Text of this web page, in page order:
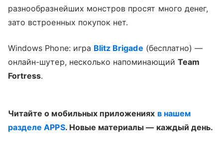
разнообразнейших монстров просят много денег,
зато встроенных покупок нет.
Windows Phone: игра Blitz Brigade (бесплатно) —
онлайн-шутер, несколько напоминающий Team
Fortress.
Читайте о мобильных приложениях в нашем
разделе APPS. Новые материалы — каждый день.